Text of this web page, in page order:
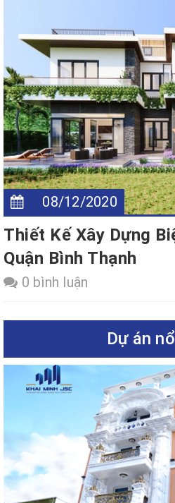
08/12/2020
Thiết Kế Xây Dựng
Quận Bình Thạnh
0 bình luận
Dự án